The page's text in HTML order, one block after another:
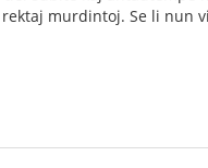
murdintoj. Se li nun